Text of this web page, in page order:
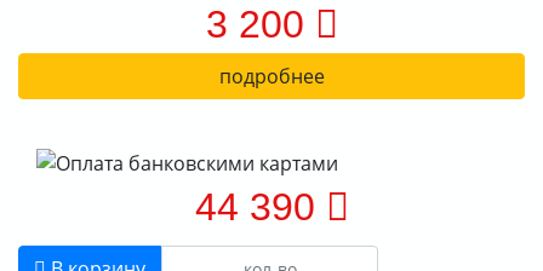
3 200
подробнее
44 390